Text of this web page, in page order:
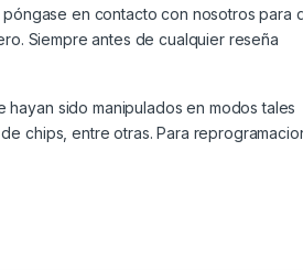
en contacto con nosotros para
Siempre antes de cualquier reseña
sido manipulados en modos tales
chips, entre otras. Para